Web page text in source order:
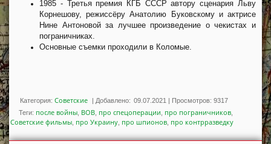
1985 - Третья премия КГБ СССР автору сценария Льву
Корнешову, режиссёру Анатолию Буковскому и актрисе
Нине Антоновой за лучшее произведение о чекистах и
пограничниках.
Основные съемки проходили в Коломые.
Категория: Советские | Добавлено: 09.07.2021 | Просмотров: 9317
Теги: после войны ВОВ про спецоперации про пограничников
Советские фильмы про Украину про шпионов про контрразведку